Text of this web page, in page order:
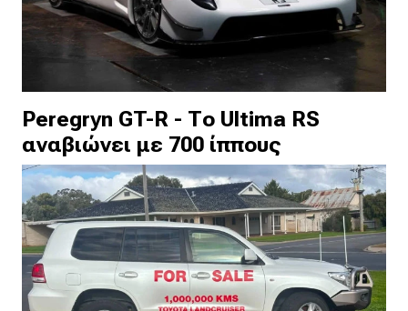
Peregryn GT-R - Το Ultima RS
αναβιώνει με 700 ίππους